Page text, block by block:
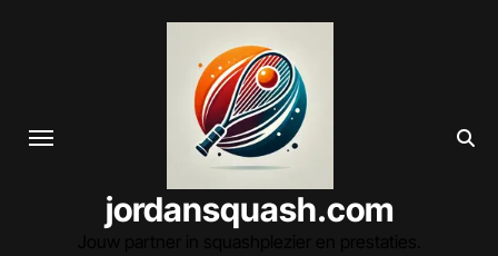
jordansquash.com